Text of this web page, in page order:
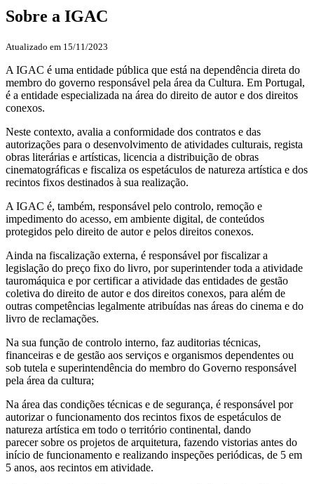
Sobre a IGAC
Atualizado em 15/11/2023
A IGAC é uma entidade pública que está na dependência direta do
membro do governo responsável pela área da Cultura. Em Portugal,
é a entidade especializada na área do direito de autor e dos direitos
conexos.
Neste contexto, avalia a conformidade dos contratos e das
autorizações para o desenvolvimento de atividades culturais, regista
obras literárias e artísticas, licencia a distribuição de obras
cinematográficas e fiscaliza os espetáculos de natureza artística e dos
recintos fixos destinados à sua realização.
A IGAC é, também, responsável pelo controlo, remoção e
impedimento do acesso, em ambiente digital, de conteúdos
protegidos pelo direito de autor e pelos direitos conexos.
Ainda na fiscalização externa, é responsável por fiscalizar a
legislação do preço fixo do livro, por superintender toda a atividade
tauromáquica e por certificar a atividade das entidades de gestão
coletiva do direito de autor e dos direitos conexos, para além de
outras competências legalmente atribuídas nas áreas do cinema e do
livro de reclamações.
Na sua função de controlo interno, faz auditorias técnicas,
financeiras e de gestão aos serviços e organismos dependentes ou
sob tutela e superintendência do membro do Governo responsável
pela área da cultura;
Na área das condições técnicas e de segurança, é responsável por
autorizar o funcionamento dos recintos fixos de espetáculos de
natureza artística em todo o território continental, dando
parecer sobre os projetos de arquitetura, fazendo vistorias antes do
início de funcionamento e realizando inspeções periódicas, de 5 em
5 anos, aos recintos em atividade.